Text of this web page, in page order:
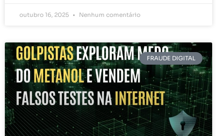
outubro 16, 2025 Nenhum comentário
FRAUDE DIGITAL